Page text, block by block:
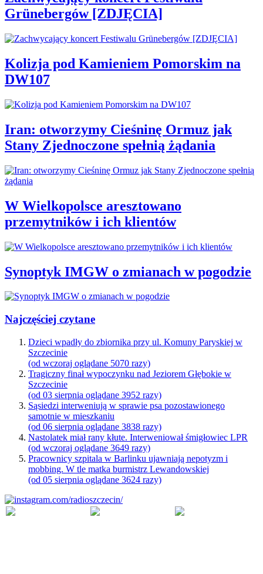
Grünebergów [ZDJĘCIA]
Kolizja pod Kamieniem Pomorskim na
DW107
Iran: otworzymy Cieśninę Ormuz jak
Stany Zjednoczone spełnią żądania
W Wielkopolsce aresztowano
przemytników i ich klientów
Synoptyk IMGW o zmianach w pogodzie
Najczęściej czytane
Dzieci wpadły do zbiornika przy ul. Komuny Paryskiej w
Szczecinie
(od wczoraj oglądane 5070 razy)
Tragiczny finał wypoczynku nad Jeziorem Głębokie w
Szczecinie
(od 03 sierpnia oglądane 3952 razy)
Sąsiedzi interweniują w sprawie psa pozostawionego
samotnie w mieszkaniu
(od 06 sierpnia oglądane 3838 razy)
Nastolatek miał rany kłute. Interweniował śmigłowiec LPR
(od wczoraj oglądane 3649 razy)
Pracownicy szpitala w Barlinku ujawniają nepotyzm i
mobbing. W tle matka burmistrz Lewandowskiej
(od 05 sierpnia oglądane 3624 razy)